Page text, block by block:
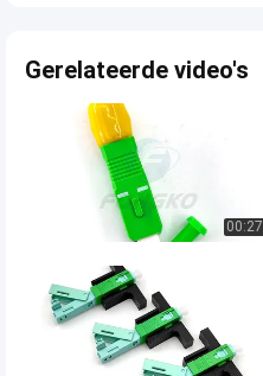
Gerelateerde video's
00:27